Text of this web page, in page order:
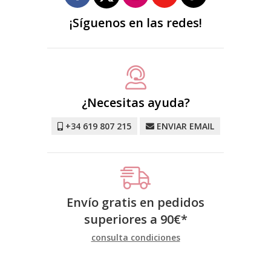
¡Síguenos en las redes!
¿Necesitas ayuda?
+34 619 807 215 ENVIAR EMAIL
Envío gratis en pedidos
superiores a 90€*
consulta condiciones